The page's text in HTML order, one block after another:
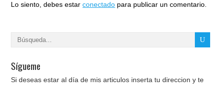
Lo siento, debes estarconectado para publicar un comentario.
Sígueme
Si deseas estar al día de mis articulos inserta tu direccion y te